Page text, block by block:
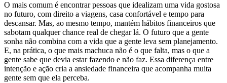
O mais comum é encontrar pessoas que idealizam uma vida gostosa
no futuro, com direito a viagens, casa confortável e tempo para
descansar. Mas, ao mesmo tempo, mantém hábitos financeiros que
sabotam qualquer chance real de chegar lá. O futuro que a gente
sonha não combina com a vida que a gente leva sem planejamento.
E, na prática, o que mais machuca não é o que falta, mas o que a
gente sabe que devia estar fazendo e não faz. Essa diferença entre
intenção e ação cria a ansiedade financeira que acompanha muita
gente sem que ela perceba.